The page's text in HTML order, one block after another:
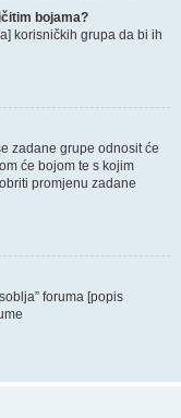
bojama?
korisničkih grupa da bi ih
zadane grupe odnosit će
će bojom te s kojim
promjenu zadane
foruma [popis